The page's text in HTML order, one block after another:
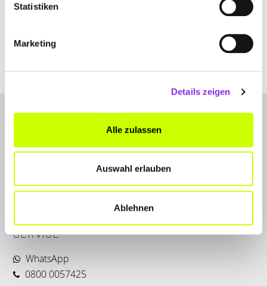
Statistiken
Marketing
Details zeigen
Alle zulassen
Auswahl erlauben
Ablehnen
www.delker-optik.de
LET'S CONNECT
SERVICE
WhatsApp
0800 0057425